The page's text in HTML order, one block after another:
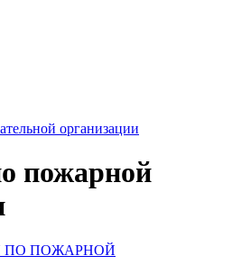
организации
пожарной
ПО ПОЖАРНОЙ